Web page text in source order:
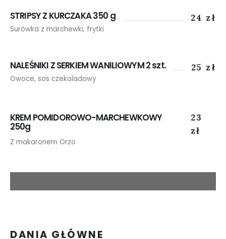
STRIPSY Z KURCZAKA 350 g 24 zł
Surówka z marchewki, frytki
NALEŚNIKI Z SERKIEM WANILIOWYM 2 szt. 25 zł
Owoce, sos czekoladowy
KREM POMIDOROWO-MARCHEWKOWY
250g
23
zł
Z makaronem Orzo
DANIA GŁÓWNE